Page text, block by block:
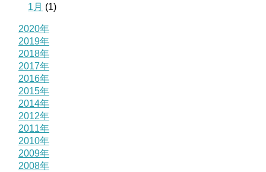
1月 (1)
2020年
2019年
2018年
2017年
2016年
2015年
2014年
2012年
2011年
2010年
2009年
2008年